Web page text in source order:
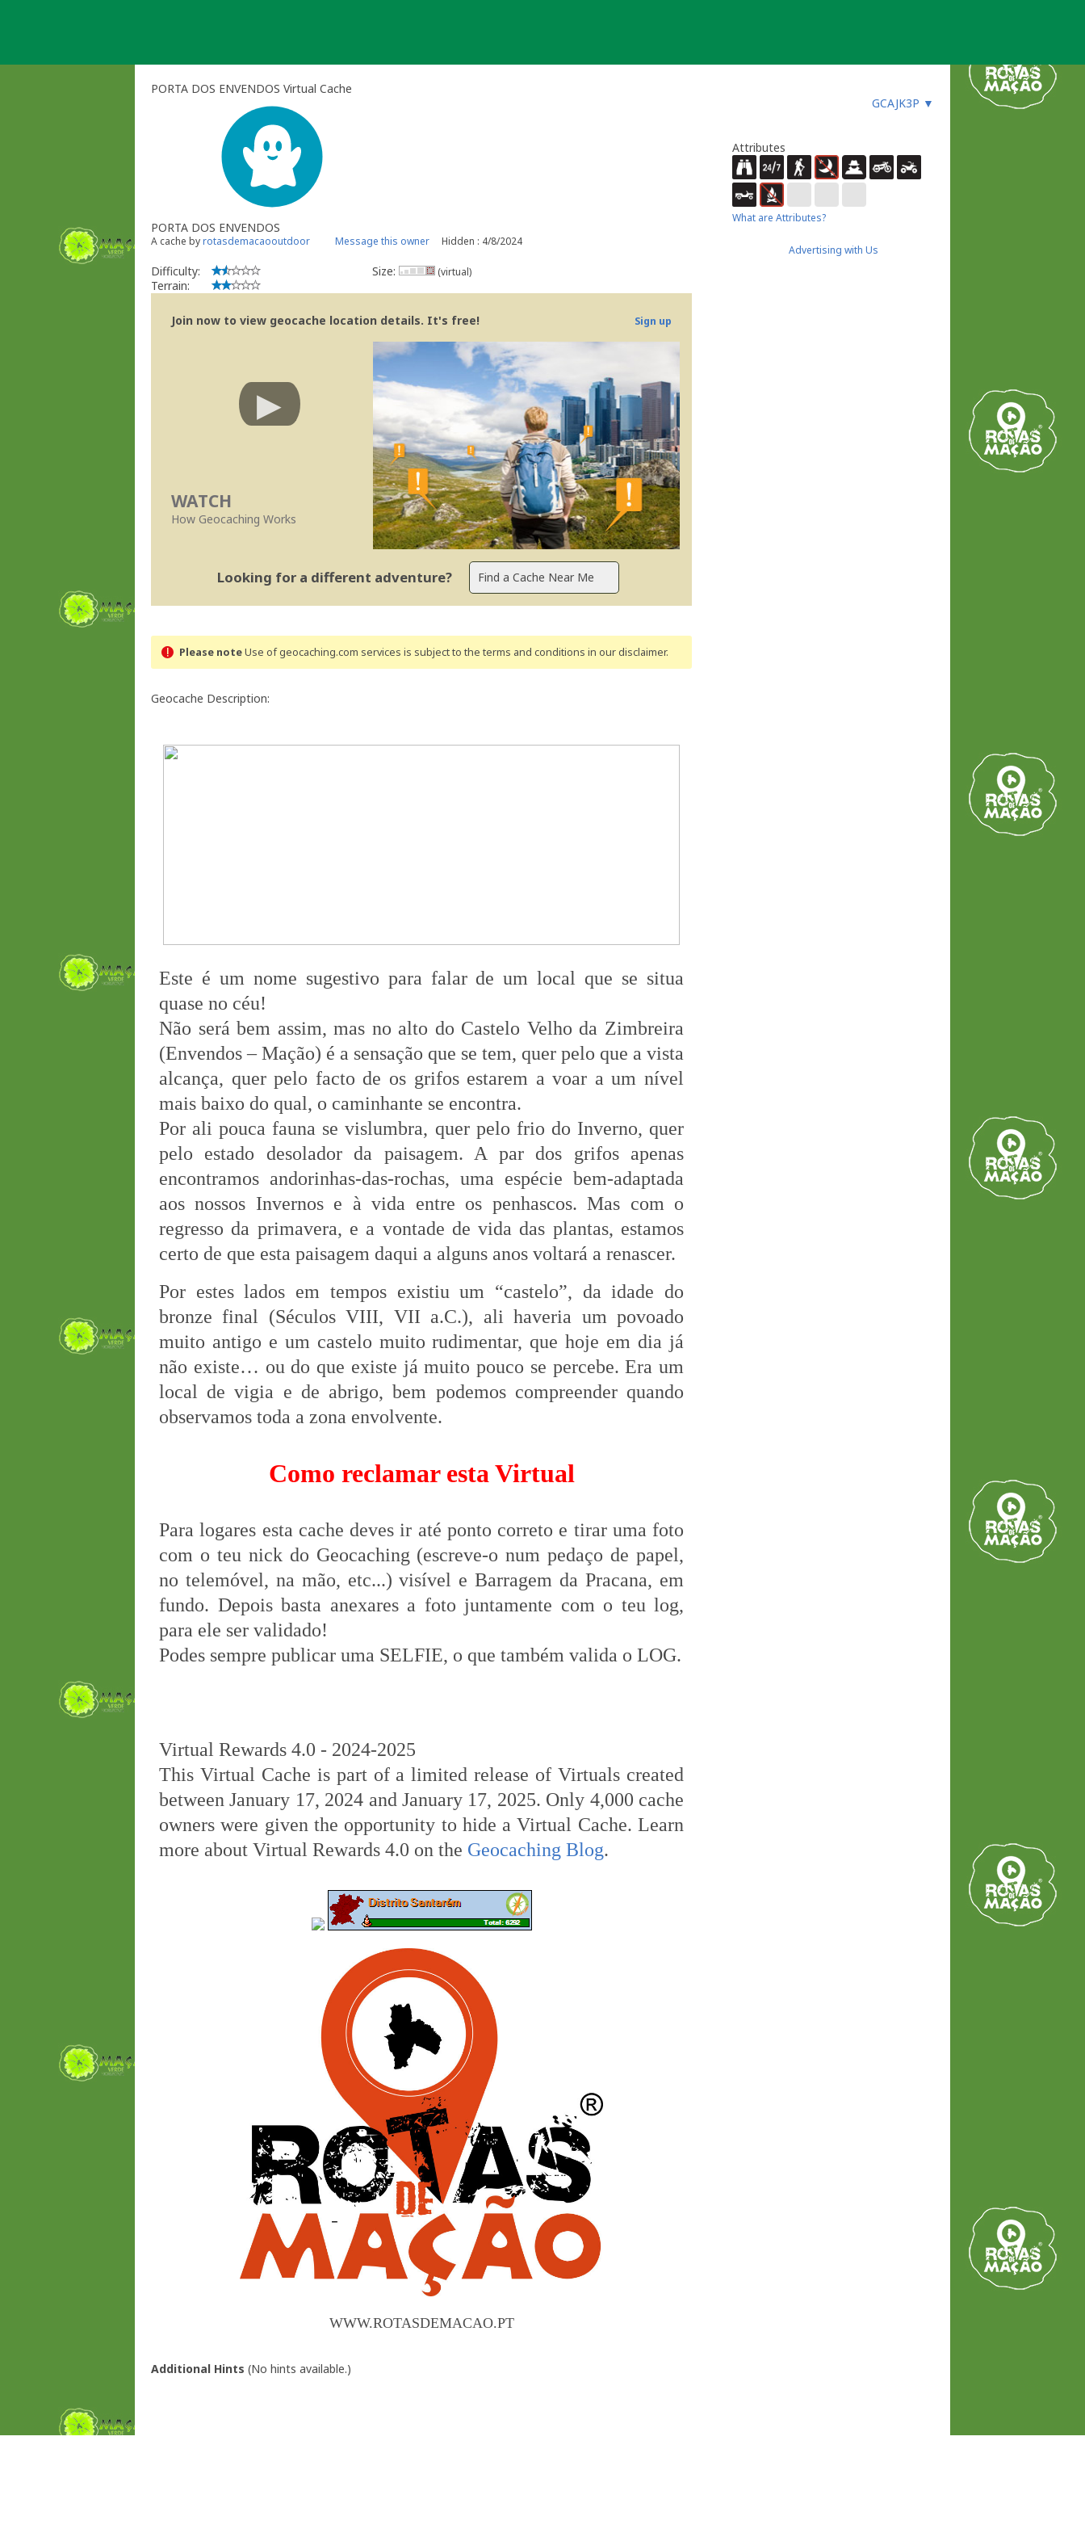
PORTA DOS ENVENDOS Virtual Cache
GCAJK3P ▼
PORTA DOS ENVENDOS
A cache byrotasdemacaooutdoor Message this owner Hidden : 4/8/2024
Difficulty:
Terrain:
Size: (virtual)
Join now to view geocache location details. It's free! Sign up
WATCH
How Geocaching Works
Looking for a different adventure?
Please noteUse of geocaching.com services is subject to the terms and conditions in our disclaimer.
Geocache Description:
Este é um nome sugestivo para falar de um local que se situa
quase no céu!
Não será bem assim, mas no alto do Castelo Velho da Zimbreira
(Envendos – Mação) é a sensação que se tem, quer pelo que a vista
alcança, quer pelo facto de os grifos estarem a voar a um nível
mais baixo do qual, o caminhante se encontra.
Por ali pouca fauna se vislumbra, quer pelo frio do Inverno, quer
pelo estado desolador da paisagem. A par dos grifos apenas
encontramos andorinhas-das-rochas, uma espécie bem-adaptada
aos nossos Invernos e à vida entre os penhascos. Mas com o
regresso da primavera, e a vontade de vida das plantas, estamos
certo de que esta paisagem daqui a alguns anos voltará a renascer.
Por estes lados em tempos existiu um “castelo”, da idade do
bronze final (Séculos VIII, VII a.C.), ali haveria um povoado
muito antigo e um castelo muito rudimentar, que hoje em dia já
não existe… ou do que existe já muito pouco se percebe. Era um
local de vigia e de abrigo, bem podemos compreender quando
observamos toda a zona envolvente.
Como reclamar esta Virtual
Para logares esta cache deves ir até ponto correto e tirar uma foto
com o teu nick do Geocaching (escreve-o num pedaço de papel,
no telemóvel, na mão, etc...) visível e Barragem da Pracana, em
fundo. Depois basta anexares a foto juntamente com o teu log,
para ele ser validado!
Podes sempre publicar uma SELFIE, o que também valida o LOG.
Virtual Rewards 4.0 - 2024-2025
This Virtual Cache is part of a limited release of Virtuals created
between January 17, 2024 and January 17, 2025. Only 4,000 cache
owners were given the opportunity to hide a Virtual Cache. Learn
more about Virtual Rewards 4.0 on the Geocaching Blog.
WWW.ROTASDEMACAO.PT
Additional Hints (No hints available.)
Attributes
What are Attributes?
Advertising with Us